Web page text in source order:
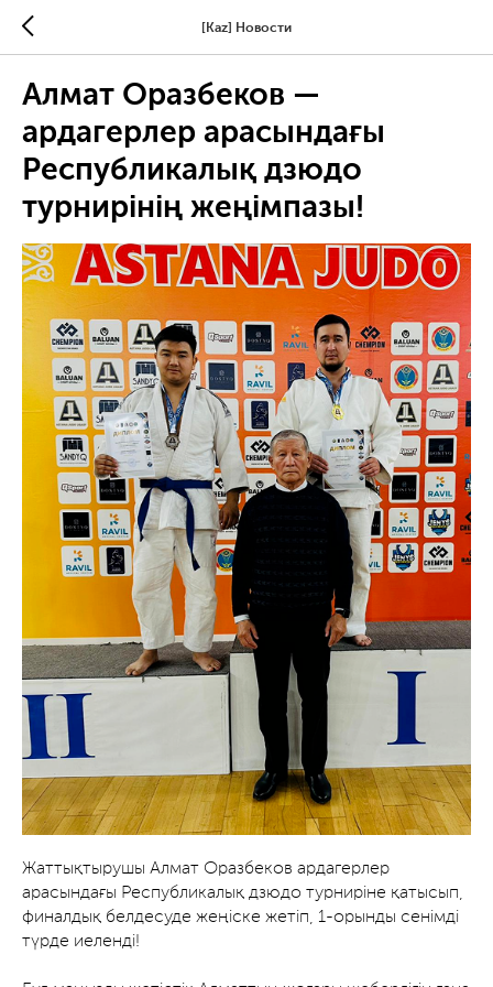
[Kaz] Новости
Алмат Оразбеков —
ардагерлер арасындағы
Республикалық дзюдо
турнирінің жеңімпазы!
Жаттықтырушы Алмат Оразбеков ардагерлер
арасындағы Республикалық дзюдо турниріне қатысып,
финалдық белдесуде жеңіске жетіп, 1-орынды сенімді
түрде иеленді!